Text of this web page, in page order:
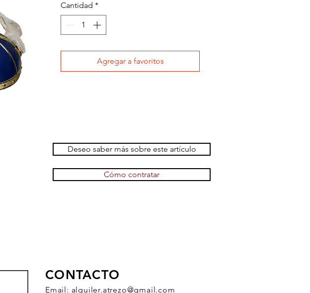
Cantidad *
Agregar a favoritos
Deseo saber más sobre este artículo
Cómo contratar
CONTACTO
Email: alquiler.atrezo@gmail.com